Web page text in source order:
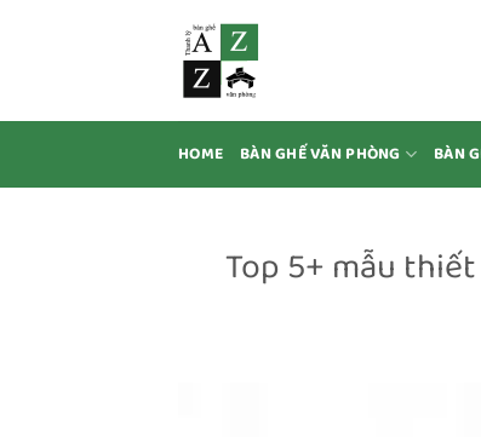
HOME BÀN GHẾ VĂN PHÒNG BÀN
Top 5+ mẫu